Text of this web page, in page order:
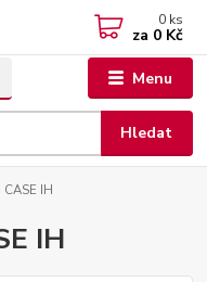
Menu
Hledat
0 ks
za 0 Kč
IH
IH